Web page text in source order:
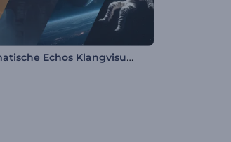
Enigmatische Echos Klangvisualisierer